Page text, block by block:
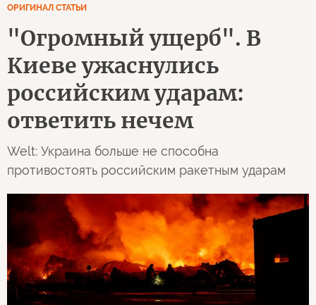
ОРИГИНАЛ СТАТЬИ
"Огромный ущерб". В
Киеве ужаснулись
российским ударам:
ответить нечем
Welt: Украина больше не способна
противостоять российским ракетным ударам